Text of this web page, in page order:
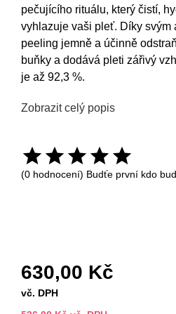
pečujícího rituálu, který čistí,
vyhlazuje vaši pleť. Díky svým
peeling jemně a účinně
buňky a dodává pleti zářivý
je až 92,3 %.
Zobrazit celý popis
(0 hodnocení) Budťe první kdo
630,00 Kč
vč. DPH